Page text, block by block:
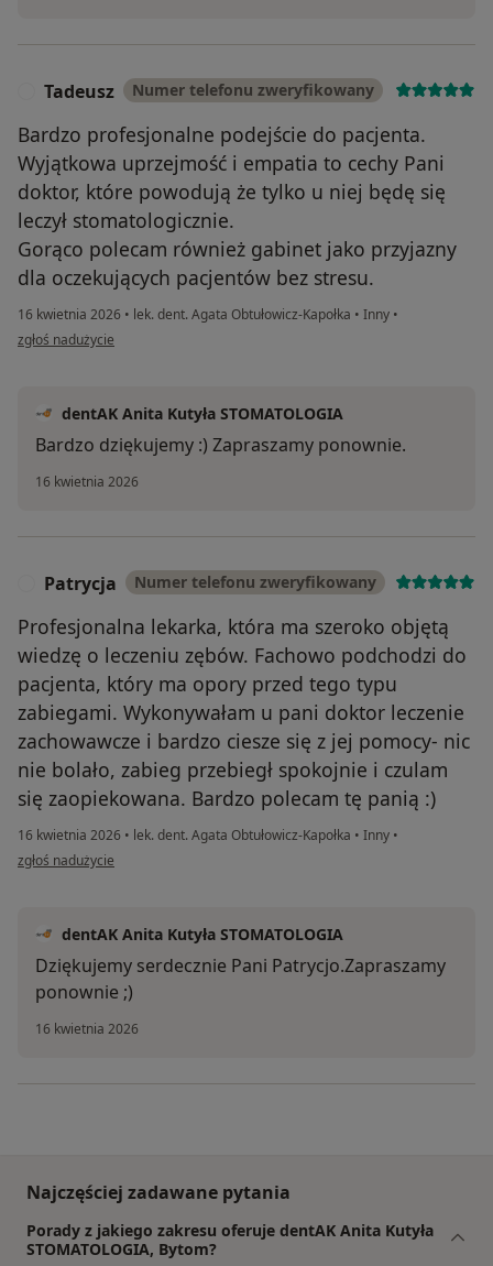
Tadeusz Numer telefonu zweryfikowany
Bardzo profesjonalne podejście do pacjenta.
Wyjątkowa uprzejmość i empatia to cechy Pani
doktor, które powodują że tylko u niej będę się
leczył stomatologicznie.
Gorąco polecam również gabinet jako przyjazny
dla oczekujących pacjentów bez stresu.
16 kwietnia 2026 • lek. dent. Agata Obtułowicz-Kapołka • Inny •
w opinii użytkownika Tadeusz
zgłoś nadużycie
dentAK Anita Kutyła STOMATOLOGIA
Bardzo dziękujemy :) Zapraszamy ponownie.
16 kwietnia 2026
Patrycja Numer telefonu zweryfikowany
Profesjonalna lekarka, która ma szeroko objętą
wiedzę o leczeniu zębów. Fachowo podchodzi do
pacjenta, który ma opory przed tego typu
zabiegami. Wykonywałam u pani doktor leczenie
zachowawcze i bardzo ciesze się z jej pomocy- nic
nie bolało, zabieg przebiegł spokojnie i czulam
się zaopiekowana. Bardzo polecam tę panią :)
16 kwietnia 2026 • lek. dent. Agata Obtułowicz-Kapołka • Inny •
w opinii użytkownika Patrycja
zgłoś nadużycie
dentAK Anita Kutyła STOMATOLOGIA
Dziękujemy serdecznie Pani Patrycjo.Zapraszamy
ponownie ;)
16 kwietnia 2026
Najczęściej zadawane pytania
Porady z jakiego zakresu oferuje dentAK Anita Kutyła
STOMATOLOGIA, Bytom?